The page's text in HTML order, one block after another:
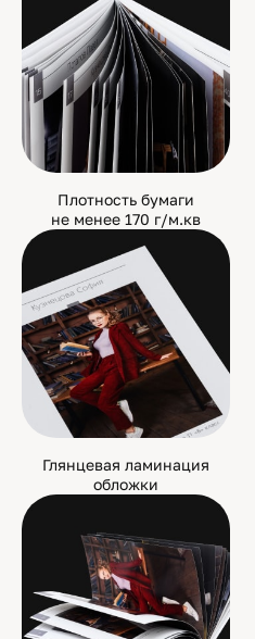
Плотность бумаги
не менее 170 г/м.кв
Глянцевая ламинация
обложки